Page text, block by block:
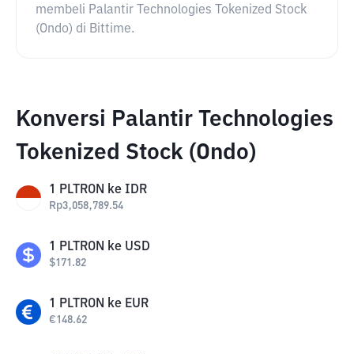
membeli Palantir Technologies Tokenized Stock
(Ondo) di Bittime.
Konversi Palantir Technologies
Tokenized Stock (Ondo)
1 PLTRON ke IDR
Rp3,058,789.54
1 PLTRON ke USD
$171.82
1 PLTRON ke EUR
€148.62